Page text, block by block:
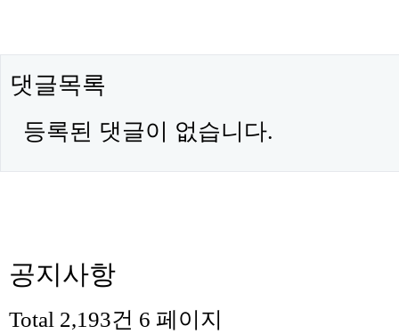
댓글목록
등록된 댓글이 없습니다.
공지사항
Total 2,193건 6 페이지